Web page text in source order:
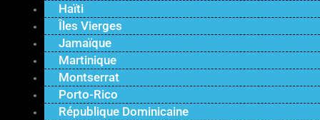
Haïti
Îles Vierges
Jamaïque
Martinique
Montserrat
Porto-Rico
République Dominicaine